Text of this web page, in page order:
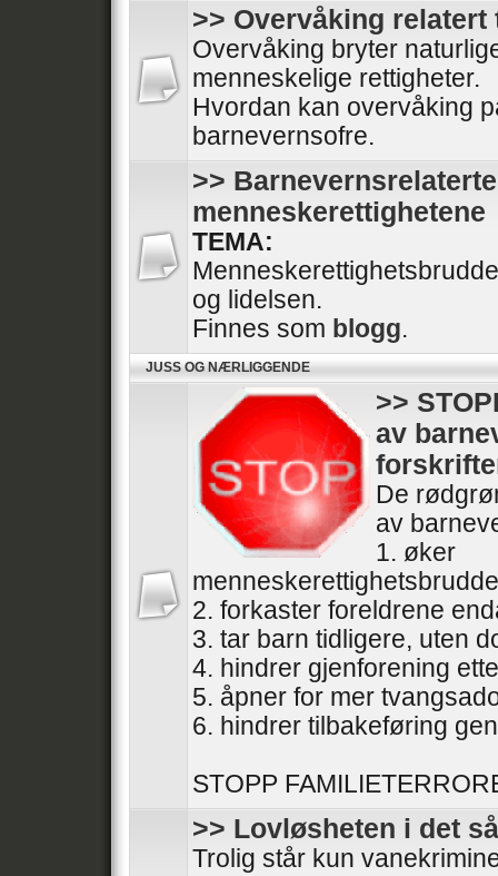
>> Overvåking
Overvåking bryter
menneskelige rettigheter.
Hvordan kan overvåking
barnevernsofre.
>>
menneskerettighetene
TEMA:
og lidelsen.
Finnes som blogg.
JUSS OG NÆRLIGGENDE
>>
av
De
av
1. øker
2. forkaster foreldrene
3. tar barn tidligere, uten
4. hindrer gjenforening
5. åpner for mer
6. hindrer tilbakeføring
STOPP
>> Lovløsheten i det
Trolig står kun